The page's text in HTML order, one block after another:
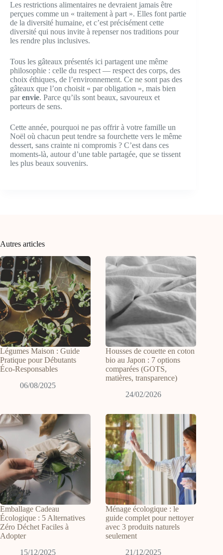
Les restrictions alimentaires ne devraient jamais être
perçues comme un « traitement à part ». Elles font partie
de la diversité humaine, et c’est précisément cette
diversité qui nous invite à repenser nos traditions pour
les rendre plus inclusives.
Tous les gâteaux présentés ici partagent une même
philosophie : celle du respect — respect des corps, des
choix éthiques, de l’environnement. Ce ne sont pas des
gâteaux que l’on choisit « par obligation », mais bien
parenvie. Parce qu’ils sont beaux, savoureux et
porteurs de sens.
Cette année, pourquoi ne pas offrir à votre famille un
Noël où chacun peut tendre sa fourchette vers le même
dessert, sans crainte ni compromis ? C’est dans ces
moments-là, autour d’une table partagée, que se tissent
les plus beaux souvenirs.
Autres articles
Légumes Maison : Guide
Pratique pour Débutants
Éco-Responsables
06/08/2025
Housses de couette en coton
bio au Japon : 7 options
comparées (GOTS,
matières, transparence)
24/02/2026
Emballage Cadeau
Écologique : 5 Alternatives
Zéro Déchet Faciles à
Adopter
15/12/2025
Ménage écologique : le
guide complet pour nettoyer
avec 3 produits naturels
seulement
21/12/2025